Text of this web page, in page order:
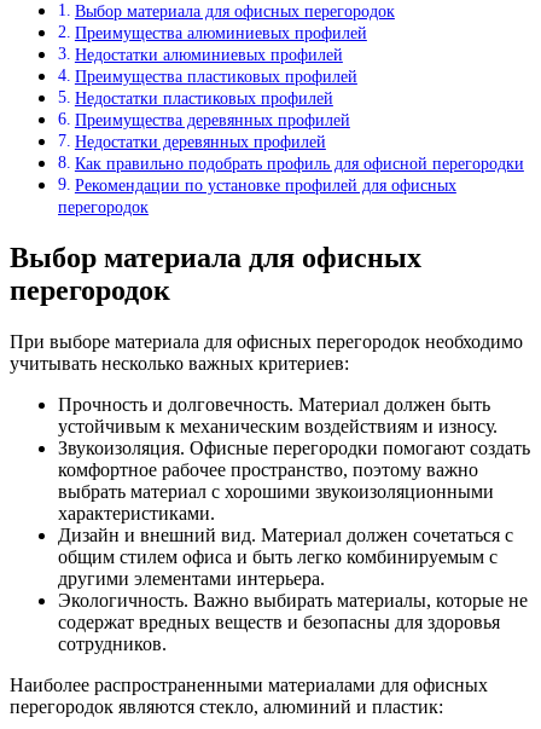
Выбор материала для офисных перегородок
Преимущества алюминиевых профилей
Недостатки алюминиевых профилей
Преимущества пластиковых профилей
Недостатки пластиковых профилей
Преимущества деревянных профилей
Недостатки деревянных профилей
Как правильно подобрать профиль для офисной перегородки
Рекомендации по установке профилей для офисных
перегородок
Выбор материала для офисных
перегородок
При выборе материала для офисных перегородок необходимо
учитывать несколько важных критериев:
Прочность и долговечность. Материал должен быть
устойчивым к механическим воздействиям и износу.
Звукоизоляция. Офисные перегородки помогают создать
комфортное рабочее пространство, поэтому важно
выбрать материал с хорошими звукоизоляционными
характеристиками.
Дизайн и внешний вид. Материал должен сочетаться с
общим стилем офиса и быть легко комбинируемым с
другими элементами интерьера.
Экологичность. Важно выбирать материалы, которые не
содержат вредных веществ и безопасны для здоровья
сотрудников.
Наиболее распространенными материалами для офисных
перегородок являются стекло, алюминий и пластик: